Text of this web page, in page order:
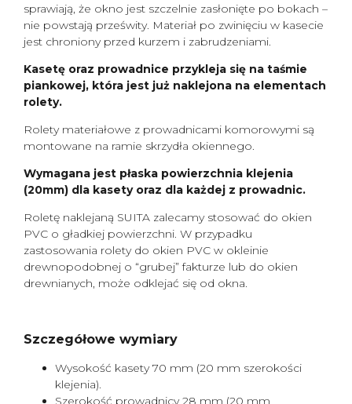
sprawiają, że okno jest szczelnie zasłonięte po bokach –
nie powstają prześwity. Materiał po zwinięciu w kasecie
jest chroniony przed kurzem i zabrudzeniami.
Kasetę oraz prowadnice przykleja się na taśmie
piankowej, która jest już naklejona na elementach
rolety.
Rolety materiałowe z prowadnicami komorowymi są
montowane na ramie skrzydła okiennego.
Wymagana jest płaska powierzchnia klejenia
(20mm) dla kasety oraz dla każdej z prowadnic.
Roletę naklejaną SUITA zalecamy stosować do okien
PVC o gładkiej powierzchni. W przypadku
zastosowania rolety do okien PVC w okleinie
drewnopodobnej o “grubej” fakturze lub do okien
drewnianych, może odklejać się od okna.
Szczegółowe wymiary
Wysokość kasety 70 mm (20 mm szerokości
klejenia).
Szerokość prowadnicy 28 mm (20 mm